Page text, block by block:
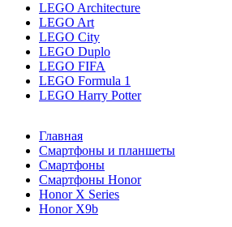
LEGO Architecture
LEGO Art
LEGO City
LEGO Duplo
LEGO FIFA
LEGO Formula 1
LEGO Harry Potter
Главная
Смартфоны и планшеты
Смартфоны
Смартфоны Honor
Honor X Series
Honor X9b